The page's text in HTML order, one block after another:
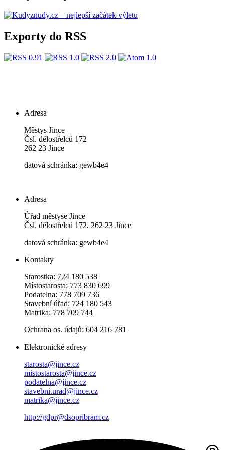
Exporty do RSS
Adresa
Městys Jince
Čsl. dělostřelců 172
262 23 Jince
datová schránka: gewb4e4
Adresa
Úřad městyse Jince
Čsl. dělostřelců 172, 262 23 Jince
datová schránka: gewb4e4
Kontakty
Starostka: 724 180 538
Místostarosta: 773 830 699
Podatelna: 778 709 736
Stavební úřad: 724 180 543
Matrika: 778 709 744
Ochrana os. údajů: 604 216 781
Elektronické adresy
starosta@jince.cz
mistostarosta@jince.cz
podatelna@jince.cz
stavebni.urad@jince.cz
matrika@jince.cz
http://gdpr@dsopribram.cz